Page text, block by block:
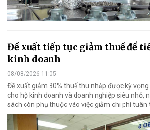
Đề xuất tiếp tục giảm thuế để
kinh doanh
08/08/2026 11:05
Đề xuất giảm 30% thuế thu nhập được kỳ
cho hộ kinh doanh và doanh nghiệp siêu nhỏ,
sách còn phụ thuộc vào việc giảm chi phí tuân